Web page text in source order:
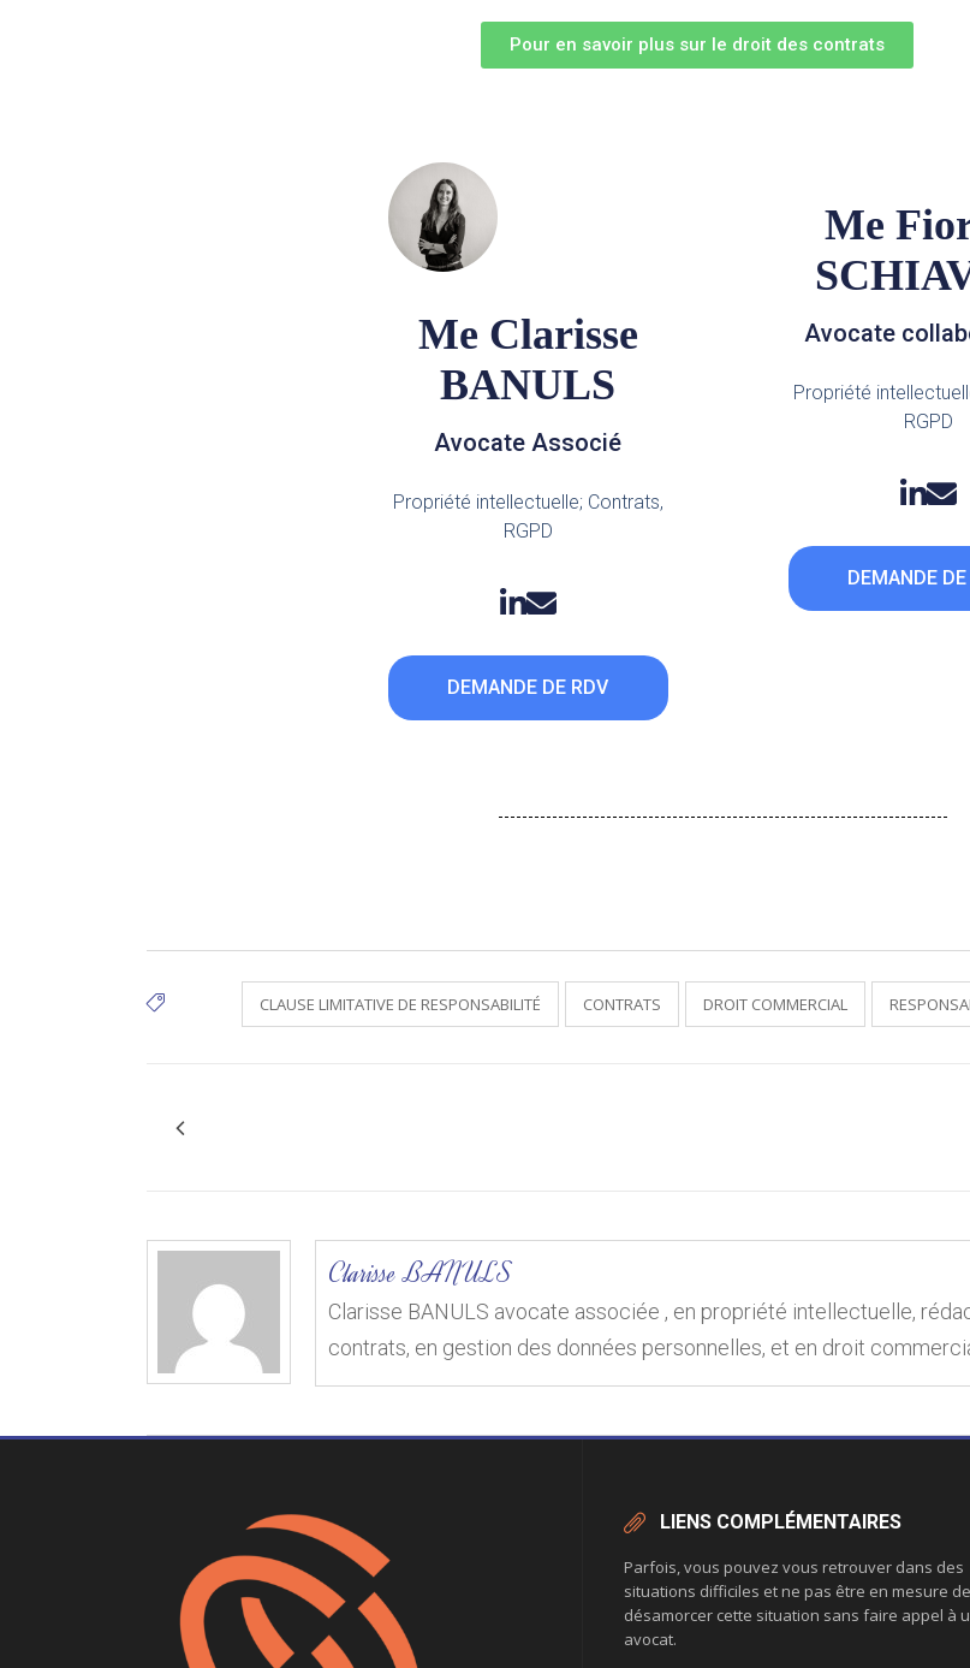
Pour en savoir plus sur le droit des contrats
Me Clarisse
BANULS
Avocate Associé
Propriété intellectuelle; Contrats,
RGPD
DEMANDE DE RDV
Me
Avocate
Propriété
RGPD
DEMANDE
CLAUSE LIMITATIVE DE RESPONSABILITÉ CONTRATS DROIT COMMERCIAL
Clarisse BANULS
Clarisse BANULS avocate associée , en propriété intellectuelle,
contrats, en gestion des données personnelles, et en droit
LIENS COMPLÉMENTAIRES
Parfois, vous pouvez vous retrouver dans des
situations difficiles et ne pas être en mesure de
désamorcer cette situation sans faire appel à
avocat.